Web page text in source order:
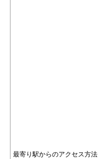
最寄り駅からのアクセス方法